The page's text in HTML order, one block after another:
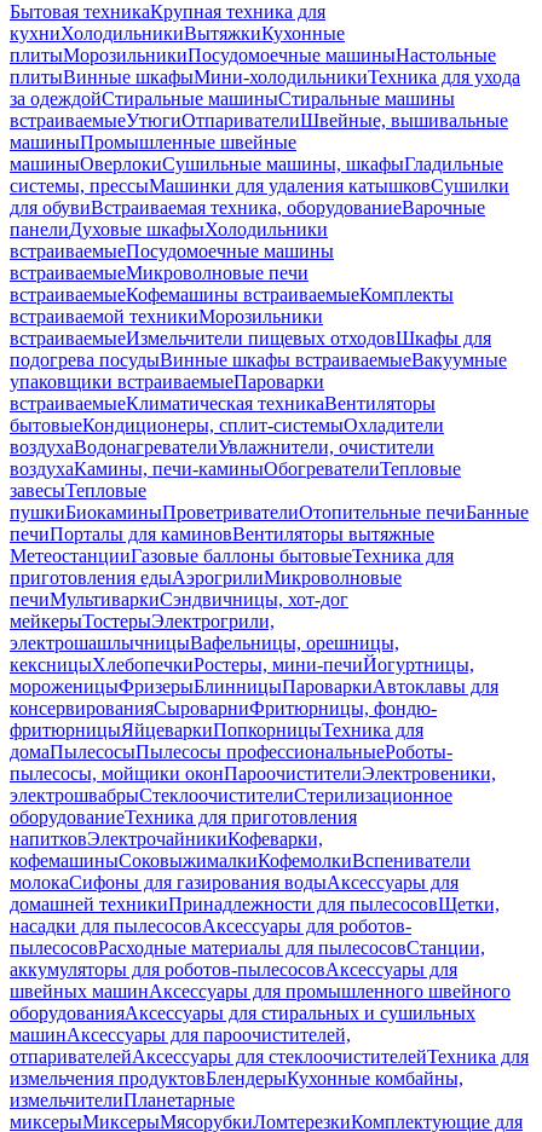
Бытовая техникаКрупная техника для
кухниХолодильникиВытяжкиКухонные
плитыМорозильникиПосудомоечные машиныНастольные
плитыВинные шкафыМини-холодильникиТехника для ухода
за одеждойСтиральные машиныСтиральные машины
встраиваемыеУтюгиОтпаривателиШвейные, вышивальные
машиныПромышленные швейные
машиныОверлокиСушильные машины, шкафыГладильные
системы, прессыМашинки для удаления катышковСушилки
для обувиВстраиваемая техника, оборудованиеВарочные
панелиДуховые шкафыХолодильники
встраиваемыеПосудомоечные машины
встраиваемыеМикроволновые печи
встраиваемыеКофемашины встраиваемыеКомплекты
встраиваемой техникиМорозильники
встраиваемыеИзмельчители пищевых отходовШкафы для
подогрева посудыВинные шкафы встраиваемыеВакуумные
упаковщики встраиваемыеПароварки
встраиваемыеКлиматическая техникаВентиляторы
бытовыеКондиционеры, сплит-системыОхладители
воздухаВодонагревателиУвлажнители, очистители
воздухаКамины, печи-каминыОбогревателиТепловые
завесыТепловые
пушкиБиокаминыПроветривателиОтопительные печиБанные
печиПорталы для каминовВентиляторы вытяжные
МетеостанцииГазовые баллоны бытовыеТехника для
приготовления едыАэрогрилиМикроволновые
печиМультиваркиСэндвичницы, хот-дог
мейкерыТостерыЭлектрогрили,
электрошашлычницыВафельницы, орешницы,
кексницыХлебопечкиРостеры, мини-печиЙогуртницы,
мороженицыФризерыБлинницыПароваркиАвтоклавы для
консервированияСыроварниФритюрницы, фондю-
фритюрницыЯйцеваркиПопкорницыТехника для
домаПылесосыПылесосы профессиональныеРоботы-
пылесосы, мойщики оконПароочистителиЭлектровеники,
электрошвабрыСтеклоочистителиСтерилизационное
оборудованиеТехника для приготовления
напитковЭлектрочайникиКофеварки,
кофемашиныСоковыжималкиКофемолкиВспениватели
молокаСифоны для газирования водыАксессуары для
домашней техникиПринадлежности для пылесосовЩетки,
насадки для пылесосовАксессуары для роботов-
пылесосовРасходные материалы для пылесосовСтанции,
аккумуляторы для роботов-пылесосовАксессуары для
швейных машинАксессуары для промышленного швейного
оборудованияАксессуары для стиральных и сушильных
машинАксессуары для пароочистителей,
отпаривателейАксессуары для стеклоочистителейТехника для
измельчения продуктовБлендерыКухонные комбайны,
измельчителиПланетарные
миксерыМиксерыМясорубкиЛомтерезкиКомплектующие для